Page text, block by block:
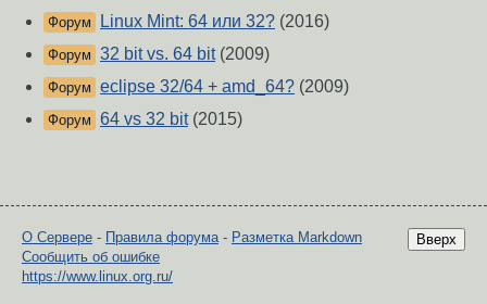
Форум Linux Mint: 64 или 32? (2016)
Форум 32 bit vs. 64 bit(2009)
Форум eclipse 32/64 + amd_64? (2009)
Форум 64 vs 32 bit(2015)
Вверх
О Сервере - Правила форума- Разметка Markdown
Сообщить об ошибке
https://www.linux.org.ru/